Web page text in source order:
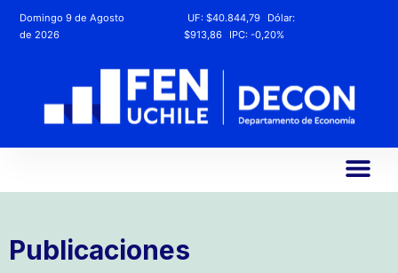
Domingo 9 de Agosto
de 2026
UF:$40.844,79
Dólar:
$913,86
IPC:-0,20%
Publicaciones